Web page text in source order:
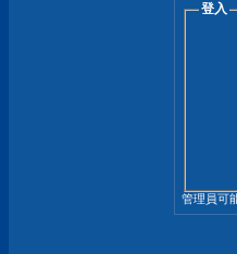
登入
管理員可